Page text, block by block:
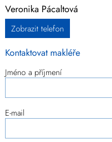
Veronika Pácaltová
Zobrazit telefon
Kontaktovat makléře
Jméno a příjmení
E-mail